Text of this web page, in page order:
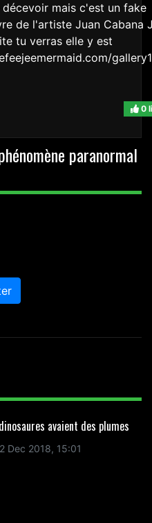
mais c'est un fake
de l'artiste Juan Cabana
tu verras elle y est
0
paranormal
avaient des plumes
Dec 2018, 15:01